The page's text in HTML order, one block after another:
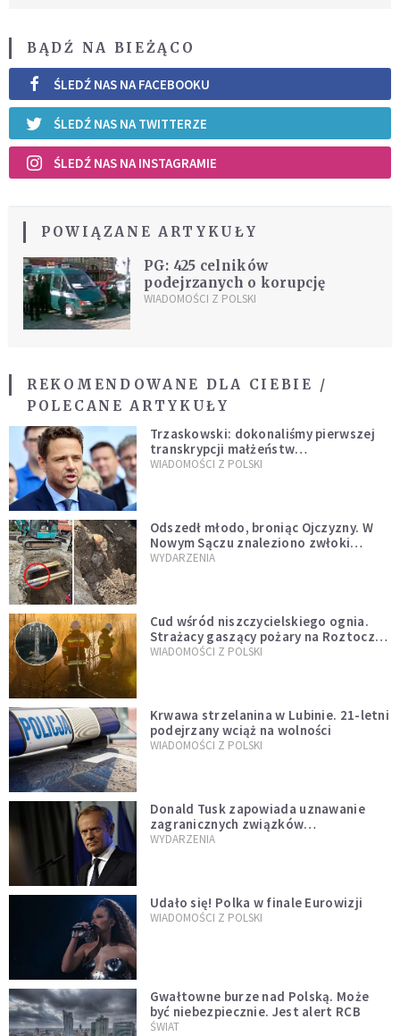
BĄDŹ NA BIEŻĄCO
ŚLEDŹ NAS NA FACEBOOKU
ŚLEDŹ NAS NA TWITTERZE
ŚLEDŹ NAS NA INSTAGRAMIE
POWIĄZANE ARTYKUŁY
PG: 425 celników
podejrzanych o korupcję
WIADOMOŚCI Z POLSKI
REKOMENDOWANE DLA CIEBIE /
POLECANE ARTYKUŁY
Trzaskowski: dokonaliśmy pierwszej
transkrypcji małżeństw
jednopłciowych. “Tak jak
WIADOMOŚCI Z POLSKI
Odszedł młodo, broniąc Ojczyzny. W
Nowym Sączu znaleziono zwłoki
mężczyzny z czasów potopu
WYDARZENIA
Cud wśród niszczycielskiego ognia.
Strażacy gaszący pożary na Roztoczu
opublikowali niezwykłe zdjęcie
WIADOMOŚCI Z POLSKI
Krwawa strzelanina w Lubinie. 21-letni
podejrzany wciąż na wolności
WIADOMOŚCI Z POLSKI
Donald Tusk zapowiada uznawanie
zagranicznych związków
jednopłciowych. "Państwo oblało ten
WYDARZENIA
Udało się! Polka w finale Eurowizji
WIADOMOŚCI Z POLSKI
Gwałtowne burze nad Polską. Może
być niebezpiecznie. Jest alert RCB
ŚWIAT